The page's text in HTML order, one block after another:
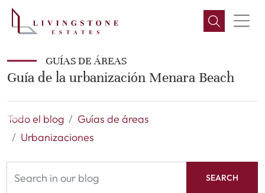
GUÍAS DE ÁREAS
Guía de la urbanización Menara Beach
Todo el blog
Guías de áreas
Urbanizaciones
SEARCH